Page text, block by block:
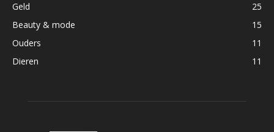
Geld
25
Beauty & mode
15
Ouders
11
Dieren
11